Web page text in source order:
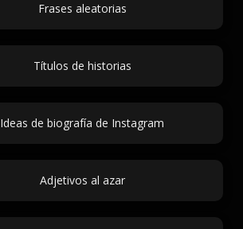
Frases aleatorias
Títulos de historias
Ideas de biografía de Instagram
Adjetivos al azar